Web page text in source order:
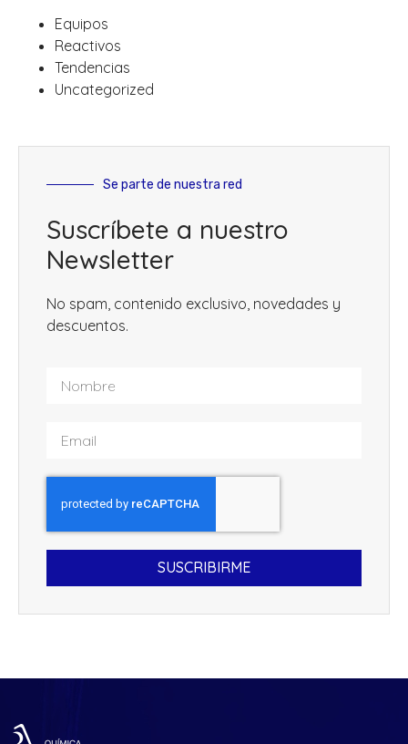
Equipos
Reactivos
Tendencias
Uncategorized
Se parte de nuestra red
Suscríbete a nuestro
Newsletter
No spam, contenido exclusivo, novedades y
descuentos.
SUSCRIBIRME